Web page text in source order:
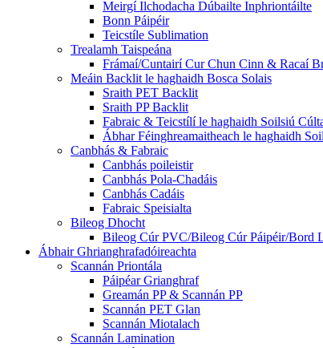
Meirgí Ilchodacha Dúbailte Inphriontáilte
Bonn Páipéir
Teicstíle Sublimation
Trealamh Taispeána
Frámaí/Cuntairí Cur Chun Cinn & Racaí
Meáin Backlit le haghaidh Bosca Solais
Sraith PET Backlit
Sraith PP Backlit
Fabraic & Teicstílí le haghaidh Soilsiú
Ábhar Féinghreamaitheach le haghaidh
Canbhás & Fabraic
Canbhás poileistir
Canbhás Pola-Chadáis
Canbhás Cadáis
Fabraic Speisialta
Bileog Dhocht
Bileog Cúr PVC/Bileog Cúr Páipéir/Bord
Ábhair Ghrianghrafadóireachta
Scannán Priontála
Páipéar Grianghraf
Greamán PP & Scannán PP
Scannán PET Glan
Scannán Miotalach
Scannán Lamination